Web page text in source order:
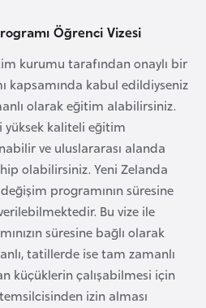
Öğrenci Vizesi
kurumu tarafından onaylı bir
kapsamında kabul edildiyseniz
olarak eğitim alabilirsiniz.
yüksek kaliteli eğitim
ve uluslararası alanda
olabilirsiniz. Yeni Zelanda
programının süresine
Bu vize ile
süresine bağlı olarak
tatillerde ise tam zamanlı
küçüklerin çalışabilmesi için
izin alması